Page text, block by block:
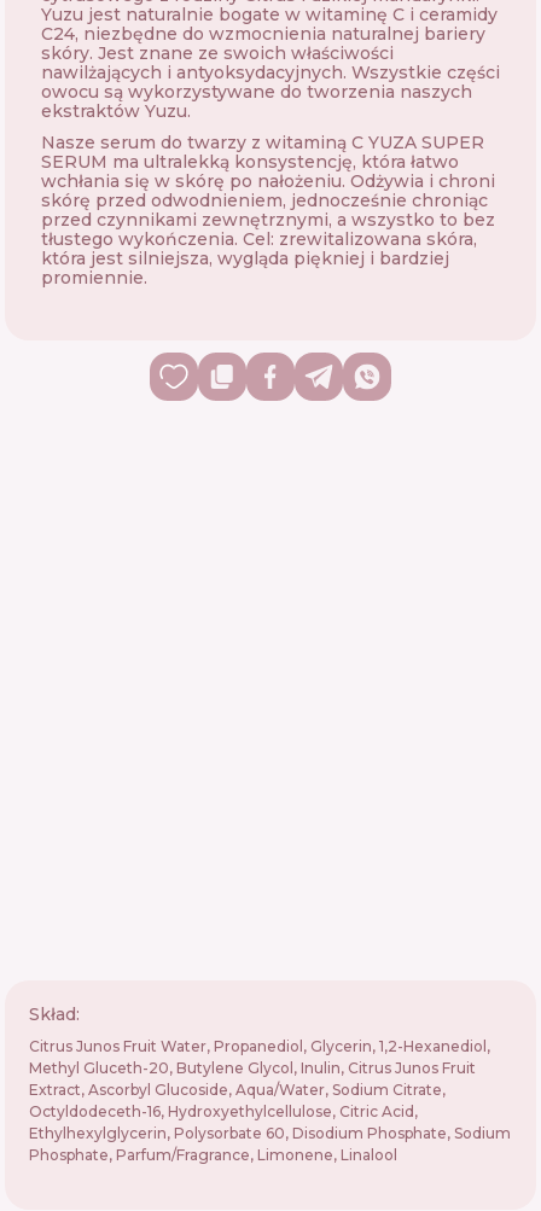
Yuzu jest naturalnie bogate w witaminę C i ceramidy
C24, niezbędne do wzmocnienia naturalnej bariery
skóry. Jest znane ze swoich właściwości
nawilżających i antyoksydacyjnych. Wszystkie części
owocu są wykorzystywane do tworzenia naszych
ekstraktów Yuzu.
Nasze serum do twarzy z witaminą C YUZA SUPER
SERUM ma ultralekką konsystencję, która łatwo
wchłania się w skórę po nałożeniu. Odżywia i chroni
skórę przed odwodnieniem, jednocześnie chroniąc
przed czynnikami zewnętrznymi, a wszystko to bez
tłustego wykończenia. Cel: zrewitalizowana skóra,
która jest silniejsza, wygląda piękniej i bardziej
promiennie.
Skład:
Citrus Junos Fruit Water, Propanediol, Glycerin, 1,2-Hexanediol,
Methyl Gluceth-20, Butylene Glycol, Inulin, Citrus Junos Fruit
Extract, Ascorbyl Glucoside, Aqua/Water, Sodium Citrate,
Octyldodeceth-16, Hydroxyethylcellulose, Citric Acid,
Ethylhexylglycerin, Polysorbate 60, Disodium Phosphate, Sodium
Phosphate, Parfum/Fragrance, Limonene, Linalool